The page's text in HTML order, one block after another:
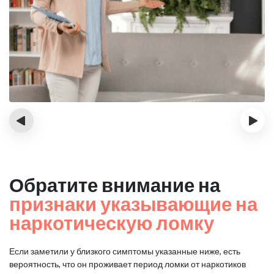
‹ ›
Обратите внимание на
признаки указывающие на
наркотическую ломку
Если заметили у близкого симптомы указанные ниже, есть
вероятность, что он проживает период ломки от наркотиков